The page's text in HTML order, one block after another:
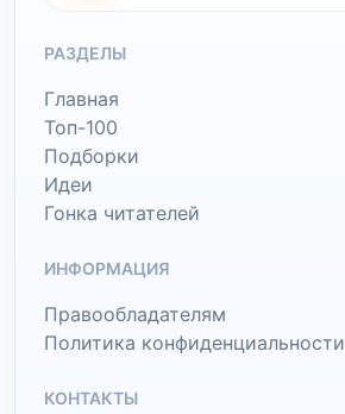
РАЗДЕЛЫ
Главная
Топ-100
Подборки
Идеи
Гонка читателей
ИНФОРМАЦИЯ
Правообладателям
Политика конфиденциальности
КОНТАКТЫ